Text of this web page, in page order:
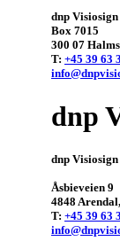
dnp
Box 7015
300 07
T: +45 39 63
dnp
dnp
Åsbieveien 9
4848
T: +45 39 63